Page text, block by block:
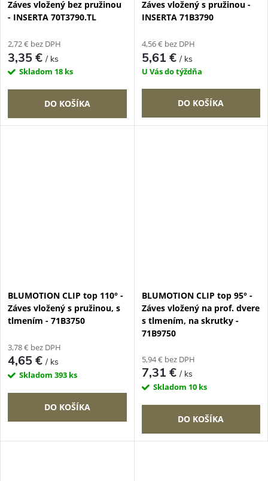
Záves vložený bez pružinou
- INSERTA 70T3790.TL
2,72 € bez DPH
3,35 €/ ks
Skladom 18 ks
DO KOŠÍKA
Záves vložený s pružinou -
INSERTA 71B3790
4,56 € bez DPH
5,61 €/ ks
U Vás do týždňa
DO KOŠÍKA
BLUMOTION CLIP top 110° -
Záves vložený s pružinou, s
tlmením - 71B3750
3,78 € bez DPH
4,65 €/ ks
Skladom 393 ks
DO KOŠÍKA
BLUMOTION CLIP top 95° -
Záves vložený na prof. dvere
s tlmením, na skrutky -
71B9750
5,94 € bez DPH
7,31 €/ ks
Skladom 10 ks
DO KOŠÍKA